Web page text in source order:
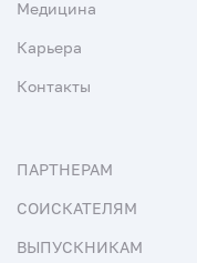
Медицина
Карьера
Контакты
ПАРТНЕРАМ
СОИСКАТЕЛЯМ
ВЫПУСКНИКАМ